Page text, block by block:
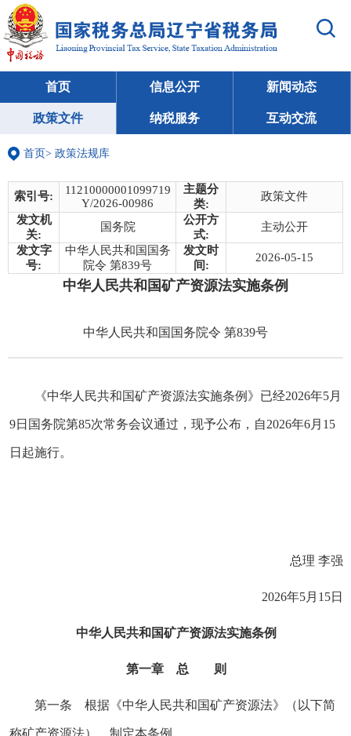
首页 信息公开 新闻动态
政策文件 纳税服务 互动交流
首页> 政策法规库
索引号:
11210000001099719
Y/2026-00986
主题分
类:
政策文件
发文机
关:
国务院
公开方
式:
主动公开
发文字
号:
中华人民共和国国务
院令 第839号
发文时
间:
2026-05-15
中华人民共和国矿产资源法实施条例
中华人民共和国国务院令 第839号
《中华人民共和国矿产资源法实施条例》已经2026年5月
9日国务院第85次常务会议通过，现予公布，自2026年6月15
日起施行。
总理 李强
2026年5月15日
中华人民共和国矿产资源法实施条例
第一章 总 则
第一条 根据《中华人民共和国矿产资源法》（以下简
称矿产资源法），制定本条例。